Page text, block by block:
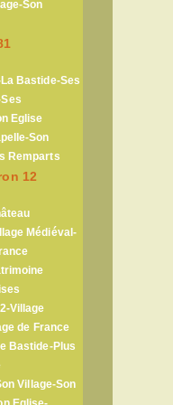
Son
Bastide-Ses
Eglise
Son
Remparts
12
Médiéval-
Village
de France
Bastide-Plus
Village-Son